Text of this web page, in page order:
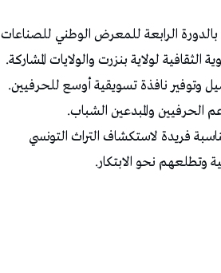
بالدورة الرابعة للمعرض الوطني للصناعات
لولاية بنزرت والولايات المشاركة.
وتوفير نافذة تسويقية أوسع للحرفيين.
الحرفيين والمبدعين الشباب.
فريدة لاستكشاف التراث التونسي
وتطلعهم نحو الابتكار.